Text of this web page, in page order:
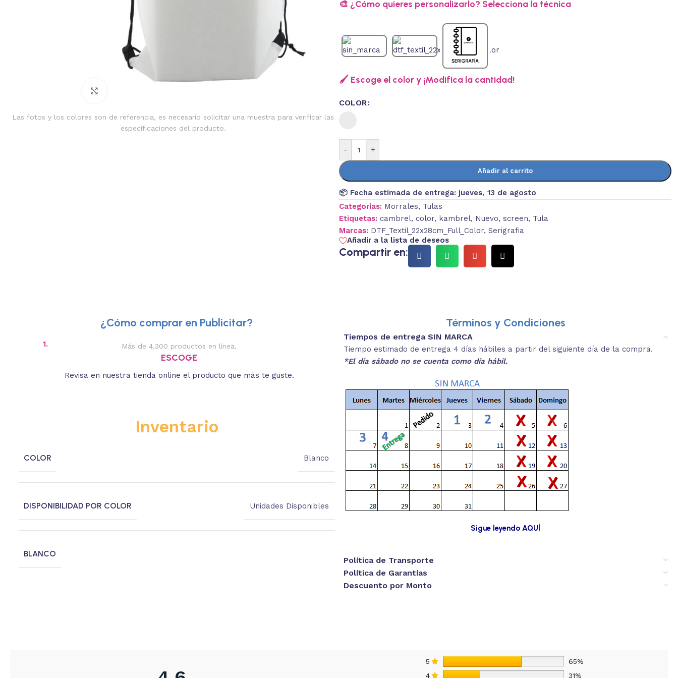
Las fotos y los colores son de referencia, es necesario solicitar una muestra para verificar las
especificaciones del producto.
🎨 ¿Cómo quieres personalizarlo? Selecciona la técnica
🖌️ Escoge el color y ¡Modifica la cantidad!
COLOR
- +
Añadir al carrito
📦 Fecha estimada de entrega: jueves, 13 de agosto
Categorías: Morrales, Tulas
Etiquetas: cambrel, color, kambrel, Nuevo, screen, Tula
Marcas: DTF_Textil_22x28cm_Full_Color, Serigrafia
Añadir a la lista de deseos
Compartir en:
¿Cómo comprar en Publicitar?
1. Más de 4,300 productos en línea.
ESCOGE
Revisa en nuestra tienda online el producto que más te guste.
Descripciones breves y medidas aproximadas.
REVISA
estás buscando.
3.
Inventario
COLOR Blanco
DISPONIBILIDAD POR COLOR Unidades Disponibles
BLANCO
Términos y Condiciones
Tiempos de entrega SIN MARCA
Tiempo estimado de entrega 4 días hábiles a partir del siguiente día de la compra.
*El día sábado no se cuenta como día hábil.
Sigue leyendo AQUÍ
Política de Transporte
Política de Garantías
Descuento por Monto
5
65%
4
31%